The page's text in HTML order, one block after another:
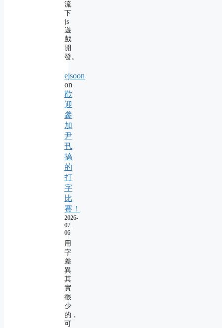
流
下
js
遊
戲
開
發。
ejsoon
on
歡
迎
參
加
尹
卂
搞
的
打
字
比
賽！
2026-
07-
06
用
字
差
異
其
實
很
少
的，
可